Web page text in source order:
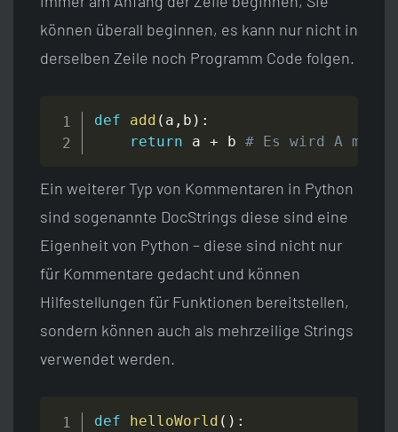
können überall beginnen, es kann nur nicht in
derselben Zeile noch Programm Code folgen.
def add ( a , b ) :
return a + b # Es wird A mit
Ein weiterer Typ von Kommentaren in Python
sind sogenannte DocStrings diese sind eine
Eigenheit von Python – diese sind nicht nur
für Kommentare gedacht und können
Hilfestellungen für Funktionen bereitstellen,
sondern können auch als mehrzeilige Strings
verwendet werden.
def helloWorld ( ) :